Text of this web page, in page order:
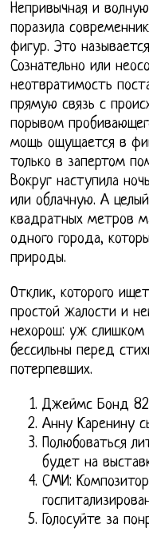
Непривычная и
поразила
фигур. Это
Сознательно или
неотвратимость
прямую связь с
порывом
мощь ощущается в
только в запертом
Вокруг наступила
или облачную. А
квадратных метров
одного города,
природы.
Отклик, которого
простой жалости и
нехорош: уж
бессильны перед
потерпевших.
Джеймс Бонд
Анну Каренину
Полюбоваться
будет на
СМИ:
Голосуйте за